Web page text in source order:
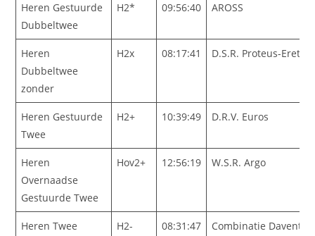
Heren Gestuurde
Dubbeltwee
H2* 09:56:40 AROSS
Heren
Dubbeltwee
zonder
H2x 08:17:41 D.S.R. Proteus-Eretes
Heren Gestuurde
Twee
H2+ 10:39:49 D.R.V. Euros
Heren
Overnaadse
Gestuurde Twee
Hov2+ 12:56:19 W.S.R. Argo
Heren Twee
H2- 08:31:47
Combinatie